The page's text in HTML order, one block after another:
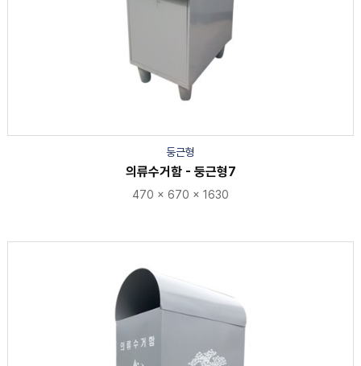
둥근형
의류수거함 - 둥근형7
470 × 670 × 1630